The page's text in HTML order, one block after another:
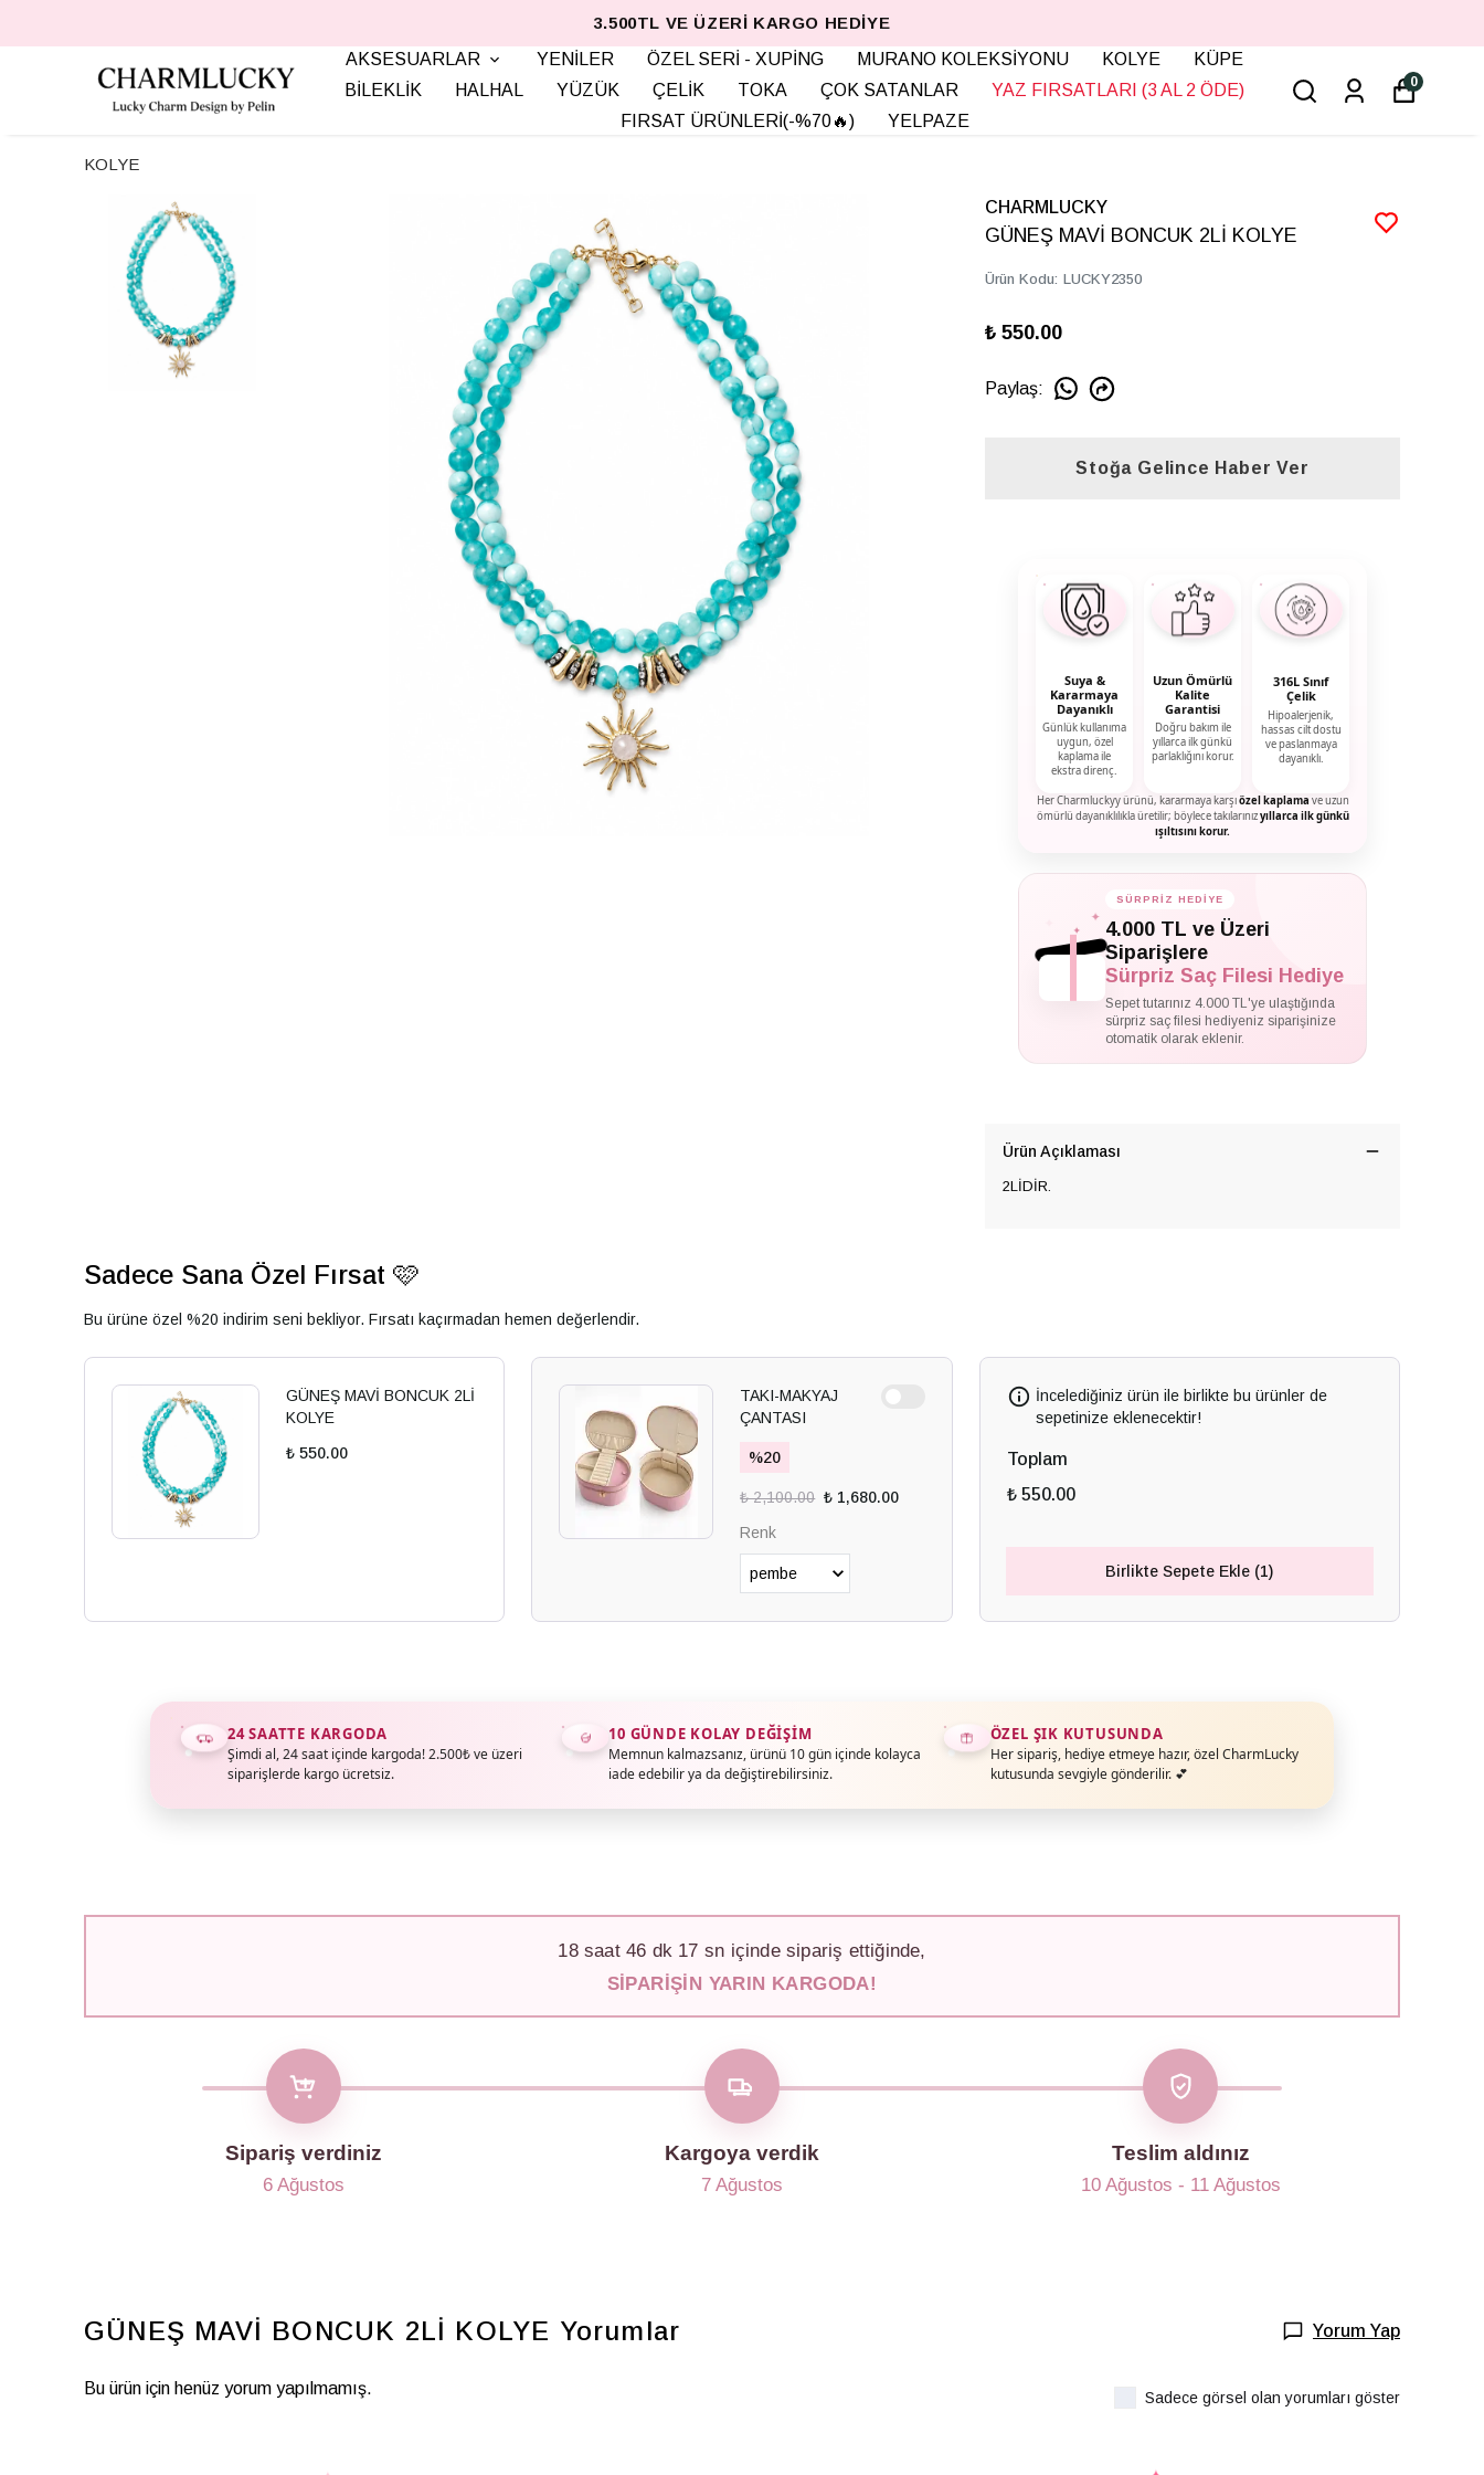
3.500TL VE ÜZERI KARGO HEDIYE
AKSESUARLAR
YENİLER ÖZEL SERİ - XUPİNG MURANO KOLEKSİYONU KOLYE
KÜPE
BİLEKLİK
HALHAL YÜZÜK ÇELİK TOKA ÇOK SATANLAR
YAZ FIRSATLARI (3 AL 2 ÖDE)
FIRSAT ÜRÜNLERİ(-%70🔥)
YELPAZE
0
KOLYE
CHARMLUCKY
GÜNEŞ MAVİ BONCUK 2Lİ KOLYE
Ürün Kodu: LUCKY2350
₺ 550.00
Paylaş:
Stoğa Gelince Haber Ver
Suya &
Kararmaya
Dayanıklı
Günlük kullanıma
uygun, özel
kaplama ile
ekstra direnç.
Uzun Ömürlü
Kalite
Garantisi
Doğru bakım ile
yıllarca ilk günkü
parlaklığını korur.
316L Sınıf
Çelik
Hipoalerjenik,
hassas cilt dostu
ve paslanmaya
dayanıklı.
Her Charmluckyy ürünü, kararmaya karşıözel kaplama ve uzun
ömürlü dayanıklılıkla üretilir; böylece takılarınızyıllarca ilk günkü
ışıltısını korur.
✦
✦
SÜRPRİZ HEDİYE
4.000 TL ve Üzeri
Siparişlere
Sürpriz Saç Filesi Hediye
Sepet tutarınız 4.000 TL'ye ulaştığında
sürpriz saç filesi hediyeniz siparişinize
otomatik olarak eklenir.
Ürün Açıklaması
2LİDİR.
Sadece Sana Özel Fırsat 🩷
Bu ürüne özel %20 indirim seni bekliyor. Fırsatı kaçırmadan hemen değerlendir.
GÜNEŞ MAVİ BONCUK 2Lİ
KOLYE
₺ 550.00
TAKI-MAKYAJ
ÇANTASI
%20
₺ 2,100.00 ₺ 1,680.00
Renk
İncelediğiniz ürün ile birlikte bu ürünler de
sepetinize eklenecektir!
Toplam
₺ 550.00
Birlikte Sepete Ekle (1)
24 SAATTE KARGODA
Şimdi al, 24 saat içinde kargoda! 2.500₺ ve üzeri
siparişlerde kargo ücretsiz.
10 GÜNDE KOLAY DEĞIŞIM
Memnun kalmazsanız, ürünü 10 gün içinde kolayca
iade edebilir ya da değiştirebilirsiniz.
ÖZEL ŞIK KUTUSUNDA
Her sipariş, hediye etmeye hazır, özel CharmLucky
kutusunda sevgiyle gönderilir. 💕
18saat46 dk 15 sn içinde sipariş ettiğinde,
SIPARIŞIN YARIN KARGODA!
Sipariş verdiniz
6 Ağustos
Kargoya verdik
7 Ağustos
Teslim aldınız
10 Ağustos - 11 Ağustos
GÜNEŞ MAVİ BONCUK 2Lİ KOLYE Yorumlar Yorum Yap
Bu ürün için henüz yorum yapılmamış. Sadece görsel olan yorumları göster